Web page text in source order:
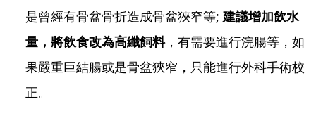
是曾經有骨盆骨折造成骨盆狹窄等; 建議增加飲水
量，將飲食改為高纖飼料，有需要進行浣腸等，如
果嚴重巨結腸或是骨盆狹窄，只能進行外科手術校
正。